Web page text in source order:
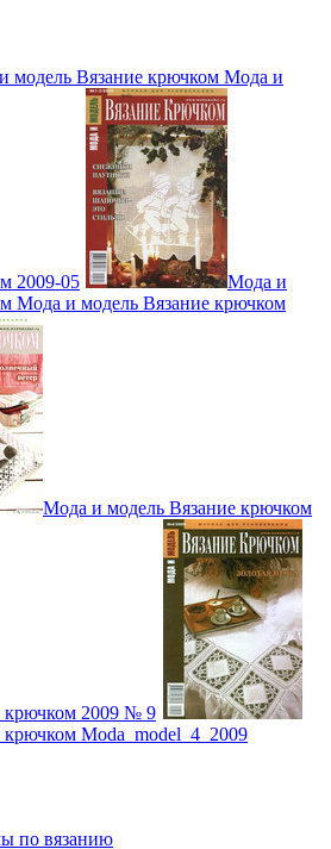
модель Вязание крючком Мода и
2009-05
Мода и
Мода и модель Вязание крючком
Мода и модель Вязание крючком
крючком 2009 № 9
Moda_model_4_2009
по вязанию